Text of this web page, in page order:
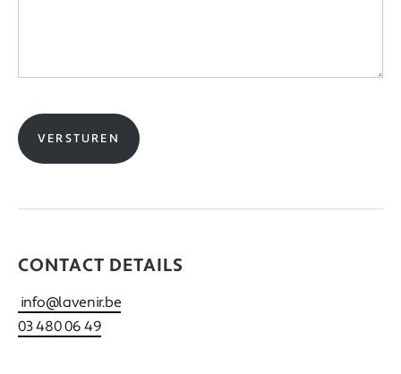
CONTACT DETAILS
info@lavenir.be
03 480 06 49